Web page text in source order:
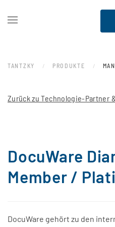
TANTZKY PRODUKTE
Zurück zu Technologie-Partner
DocuWare
Member /
DocuWare gehört zu den